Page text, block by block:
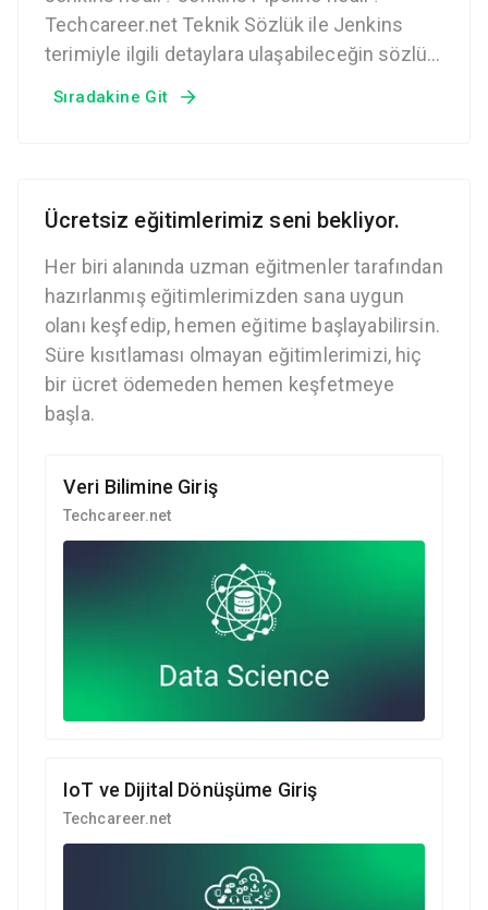
Techcareer.net Teknik Sözlük ile Jenkins
terimiyle ilgili detaylara ulaşabileceğin sözlük
Sıradakine Git
Ücretsiz eğitimlerimiz seni bekliyor.
Her biri alanında uzman eğitmenler tarafından
hazırlanmış eğitimlerimizden sana uygun
olanı keşfedip, hemen eğitime başlayabilirsin.
Süre kısıtlaması olmayan eğitimlerimizi, hiç
bir ücret ödemeden hemen keşfetmeye
başla.
Veri Bilimine Giriş
Techcareer.net
IoT ve Dijital Dönüşüme Giriş
Techcareer.net